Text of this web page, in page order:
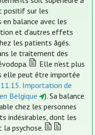
positif sur les
balance avec les
et d'autres effets
les patients âgés.
le traitement des
Elle n'est plus
elle peut être importée
Importation de
Belgique
). Sa balance
chez les personnes
indésirables, dont les
psychose.